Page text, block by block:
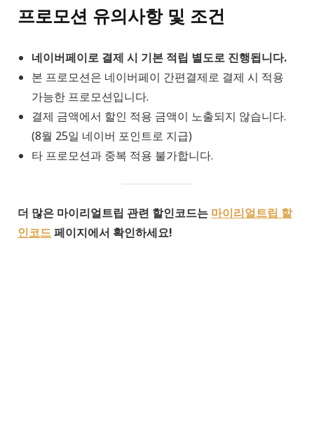
프로모션 유의사항 및 조건
네이버페이로 결제 시 기본 적립 별도로 진행됩니다.
본 프로모션은 네이버페이 간편결제로 결제 시 적용
가능한 프로모션입니다.
결제 금액에서 할인 적용 금액이 노출되지 않습니다.
(8월 25일 네이버 포인트로 지급)
타 프로모션과 중복 적용 불가합니다.
더 많은 마이리얼트립 관련 할인코드는 마이리얼트립 할
인코드페이지에서 확인하세요!